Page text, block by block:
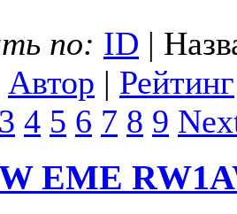
по: ID |
Автор | Рейтинг
3 4 5 6 7 8 9
EME